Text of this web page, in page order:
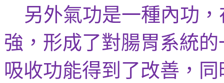
另外氣功是一種內功
強，形成了對腸胃系統
吸收功能得到了改善，